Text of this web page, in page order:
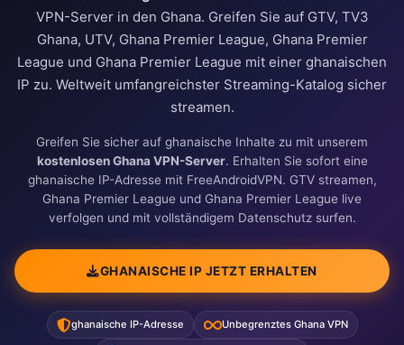
VPN-Server in den Ghana. Greifen Sie auf GTV, TV3
Ghana, UTV, Ghana Premier League, Ghana Premier
League und Ghana Premier League mit einer ghanaischen
IP zu. Weltweit umfangreichster Streaming-Katalog sicher
streamen.
Greifen Sie sicher auf ghanaische Inhalte zu mit unserem
kostenlosen Ghana VPN-Server. Erhalten Sie sofort eine
ghanaische IP-Adresse mit FreeAndroidVPN. GTV streamen,
Ghana Premier League und Ghana Premier League live
verfolgen und mit vollständigem Datenschutz surfen.
GHANAISCHE IP JETZT ERHALTEN
ghanaische IP-Adresse Unbegrenztes Ghana VPN